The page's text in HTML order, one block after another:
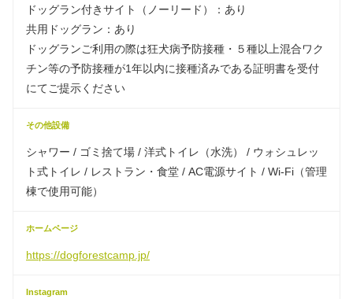
ドッグラン付きサイト（ノーリード）：あり
共用ドッグラン：あり
ドッグランご利用の際は狂犬病予防接種・５種以上混合ワク
チン等の予防接種が1年以内に接種済みである証明書を受付
にてご提示ください
その他設備
シャワー / ゴミ捨て場 / 洋式トイレ（水洗） / ウォシュレッ
ト式トイレ / レストラン・食堂 / AC電源サイト / Wi-Fi（管理
棟で使用可能）
ホームページ
https://dogforestcamp.jp/
Instagram